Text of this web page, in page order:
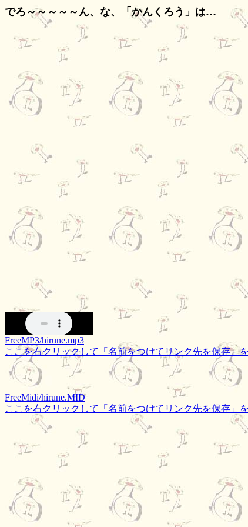
でろ～～～～～ん、な、「かんくろう」は…
FreeMP3/hirune.mp3
ここを右クリックして「名前をつけてリンク先を保存」
FreeMidi/hirune.MID
ここを右クリックして「名前をつけてリンク先を保存」